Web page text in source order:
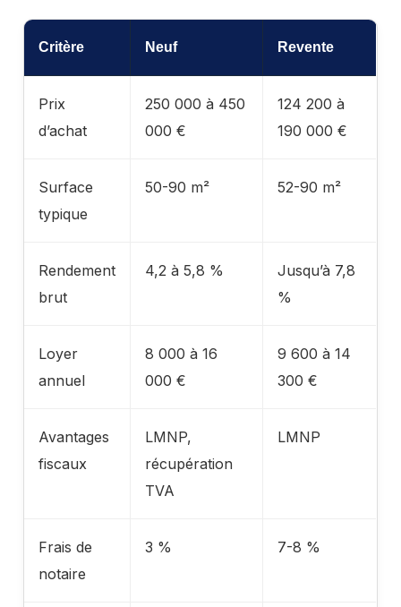
Critère Neuf Revente
Prix
d’achat
250 000 à 450
000 €
124 200 à
190 000 €
Surface
typique
50-90 m² 52-90 m²
Rendement
brut
4,2 à 5,8 %
Jusqu’à 7,8
%
Loyer
annuel
8 000 à 16
000 €
9 600 à 14
300 €
Avantages
fiscaux
LMNP,
récupération
TVA
LMNP
Frais de
notaire
3 % 7-8 %